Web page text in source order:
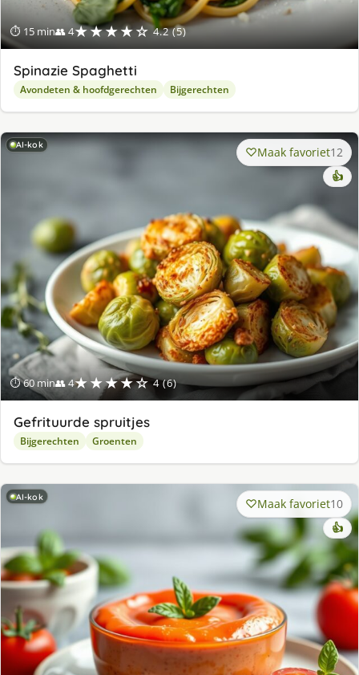
⏱ 15 min👥 4★★★★☆ 4.2 (5)
Spinazie Spaghetti
Avondeten & hoofdgerechten Bijgerechten
AI-kok
⏱ 60 min👥 4★★★★☆ 4 (6)
Maak favoriet12
👍
Gefrituurde spruitjes
Bijgerechten Groenten
AI-kok Maak favoriet10
👍